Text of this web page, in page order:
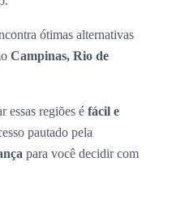
ótimas alternativas
Campinas, Rio de
essas regiões é fácil e
pautado pela
para você decidir com